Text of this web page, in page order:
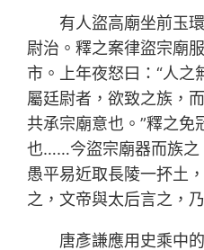
有人盜高廟坐前玉
尉治。釋之案律盜宗廟
市。上年夜怒曰：“人之
屬廷尉者，欲致之族，
共承宗廟意也。”釋之免
也……今盜宗廟器而族之
愚平易近取長陵一抔土
之，文帝與太后言之，
唐彥謙應用史乘中